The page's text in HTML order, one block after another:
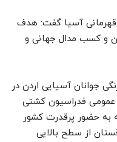
قهرمانی آسیا گفت: هدف
و کسب مدال جهانی و
جوانان آسیایی اردن در
عمومی فدراسیون کشتی
به حضور پرقدرت کشور
از سطح بالایی